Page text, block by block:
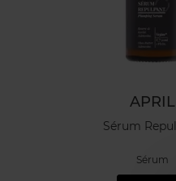
APRIL
Sérum
Sérum